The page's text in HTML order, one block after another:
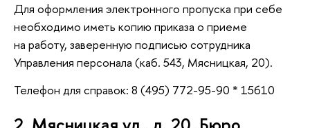
Для оформления электронного пропуска при себе
необходимо иметь копию приказа о приеме
на работу, заверенную подписью сотрудника
Управления персонала (каб. 543, Мясницкая, 20).
Телефон для справок: 8 (495) 772-95-90 * 15610